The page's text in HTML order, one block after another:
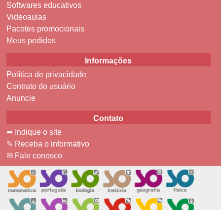
Softwares educativos
Videoaulas
Pacotes promocionais
Meus pedidos
Informações
Política de privacidade
Contrato do usuário
Anuncie
Contato
➦ Indique o site
✎ Receba o informativo
✉ Fale conosco